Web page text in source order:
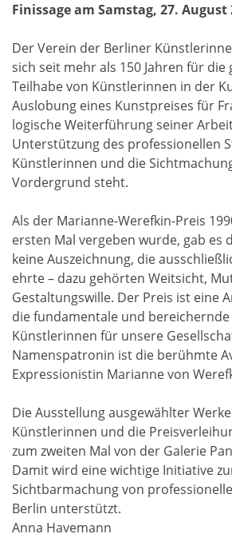
Finissage am Samstag, 27. August
Der Verein der Berliner
sich seit mehr als 150 Jahren für
Teilhabe von Künstlerinnen in der
Auslobung eines Kunstpreises für
logische Weiterführung seiner
Unterstützung des professionellen
Künstlerinnen und die
Vordergrund steht.
Als der Marianne-Werefkin-Preis
ersten Mal vergeben wurde, gab es
keine Auszeichnung, die
ehrte – dazu gehörten Weitsicht,
Gestaltungswille. Der Preis ist eine
die fundamentale und
Künstlerinnen für unsere
Namenspatronin ist die berühmte
Expressionistin Marianne von
Die Ausstellung ausgewählter
Künstlerinnen und die
zum zweiten Mal von der Galerie
Damit wird eine wichtige Initiative
Sichtbarmachung von
Berlin unterstützt.
Anna Havemann